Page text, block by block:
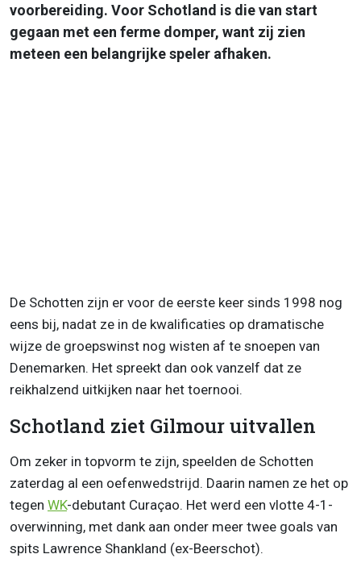
voorbereiding. Voor Schotland is die van start
gegaan met een ferme domper, want zij zien
meteen een belangrijke speler afhaken.
De Schotten zijn er voor de eerste keer sinds 1998 nog
eens bij, nadat ze in de kwalificaties op dramatische
wijze de groepswinst nog wisten af te snoepen van
Denemarken. Het spreekt dan ook vanzelf dat ze
reikhalzend uitkijken naar het toernooi.
Schotland ziet Gilmour uitvallen
Om zeker in topvorm te zijn, speelden de Schotten
zaterdag al een oefenwedstrijd. Daarin namen ze het op
tegen WK-debutant Curaçao. Het werd een vlotte 4-1-
overwinning, met dank aan onder meer twee goals van
spits Lawrence Shankland (ex-Beerschot).